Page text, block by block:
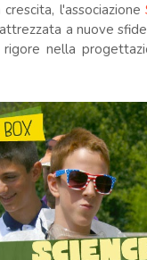
l'associazione
a nuove
rigore nella